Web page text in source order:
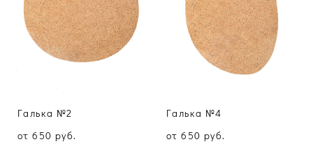
Галька №2
от 650 pуб.
Галька №4
от 650 pуб.